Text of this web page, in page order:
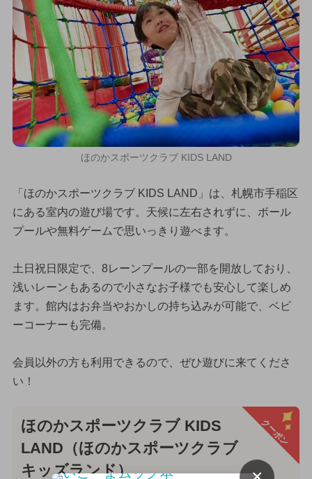
ほのかスポーツクラブ KIDS LAND
「ほのかスポーツクラブ KIDS LAND」は、札幌市手稲区
にある室内の遊び場です。天候に左右されずに、ボール
プールや無料ゲームで思いっきり遊べます。
土日祝日限定で、8レーンプールの一部を開放しており、
浅いレーンもあるので小さなお子様でも安心して楽しめ
ます。館内はお弁当やおかしの持ち込みが可能で、ベビ
ーコーナーも完備。
会員以外の方も利用できるので、ぜひ遊びに来てくださ
い！
クーポン
ほのかスポーツクラブ KIDS
LAND（ほのかスポーツクラブ
キッズランド）